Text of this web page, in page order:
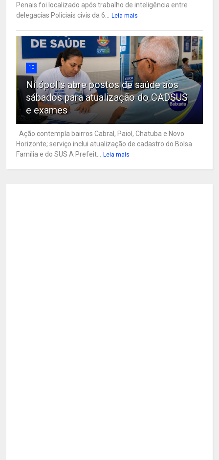
Penais foi localizado após trabalho de inteligência entre
delegacias Policiais civis da 6...
Leia mais
10
Nilópolis abre postos de saúde aos
sábados para atualização do CADSUS
e exames
Ação contempla bairros Cabral, Paiol, Chatuba e Novo
Horizonte; serviço inclui atualização de cadastro do Bolsa
Família e do SUS A Prefeit...
Leia mais